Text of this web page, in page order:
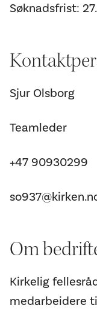
Søknadsfrist:
Sjur Olsborg
Teamleder
+47 90930299
Om
Kirkelig
medarbeidere